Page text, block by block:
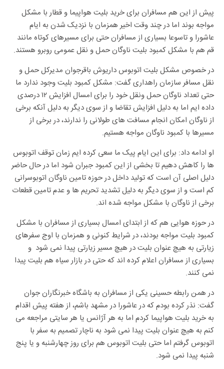
پیش از این هم مسافران برای خرید بلیت هواپیما و قطار با مشکل
مواجه بوند اما در چند وقت اخیر همزمان با نزدیک شدن به ایام
عاشورا و تاسوعا بسیاری از مسافران حتی برای مسیرهای کوتاه مانند
قم هم با مشکل کمبود بلیت ناوگان حمل و نقل عمومی روبرو هستند.
در خصوص مشکل بلیت اتوبوس داریوش باقرجوان مدیرکل حمل و
نقل مسافر سازمان راهداری گفت: مشکل کمبود بلیت وجود ندارد ما
حتی تعداد ناوگان حمل ونقل خود را برای امسال افزایش ۱۲ درصدی
داده ایم اما به دلیل افزایش تقاضا و از سوی دیگر به دلیل آنکه برخی
از ناوگان امکان انجام مسافت های طولانی را ندارند، در برخی از
مسیرها با کمبود ناوگان مواجه هستیم.
او ادامه داد: برای این ایام پیک ما سعی کرده ایم زمان توقف اتوبوس
ها را کاهش دهیم تا بخشی از این کمبود جبران شود اما در حال حاضر
دلیل اصلی آن است که تولید داخل در حوزه تامین ناوگان اتوبوسرانی
کم است و از سوی دیگر به دلیل تشدید تحریم ها و عدم تامین قطعات
برخی از ناوگان با مشکل مواجه شده اند.
در حوزه هوایی هم که از ابتدای امسال بسیاری از مسافران با مشکل
کمبود بلیت مواجه بودند، در شرایط کنونی و همزمان با اوج سفرهای
زیارتی به هیچ عنوان بلیت در هیچ مسیر زیارتی پیدا نمی شود و
بسیاری از مسافران اعلام کرده اند که حتی در بازار سیاه هم بلیت پیدا
نمی کنند.
در همن رابطه حسینی یکی از مسافران به باشگاه خبرنگاران جوان
گفت: نذر کرده بودم که در عاشورا در مشهد باشم، از هفته پیش اقدام
به خرید بلیت هواپیما کردم اما به هر آژانس یا هر سایتی مراجعه می
کنم به هیچ عنوان بلیت پیدا نمی شود به ناچار تصمیم به سفر با
اتوبوس گرفتم اما حتی بلیت اتوبوس هم برای روز چهارشنبه و یا پنج
شنبه پیدا نمی شود.